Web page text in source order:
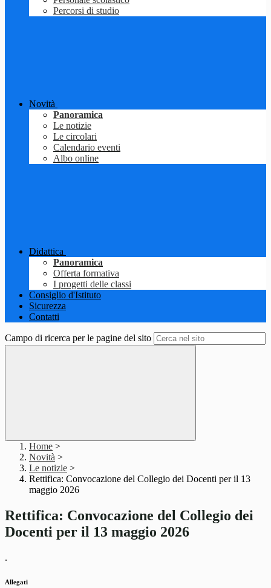
Percorsi di studio
Novità
Panoramica
Le notizie
Le circolari
Calendario eventi
Albo online
Didattica
Panoramica
Offerta formativa
I progetti delle classi
Consiglio d'Istituto
Sicurezza
Contatti
Campo di ricerca per le pagine del sito
Home >
Novità >
Le notizie >
Rettifica: Convocazione del Collegio dei Docenti per il 13
maggio 2026
Rettifica: Convocazione del Collegio dei
Docenti per il 13 maggio 2026
.
Allegati